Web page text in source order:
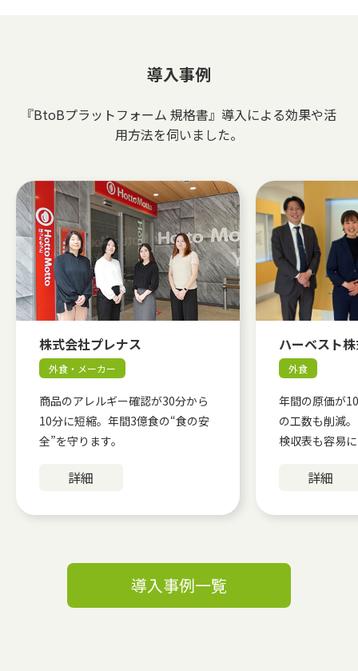
導入事例
『BtoBプラットフォーム 規格書』導入による効果や活
用方法を伺いました。
株式会社プレナス
外食・メーカー
商品のアレルギー確認が30分から
10分に短縮。年間3億食の“食の安
全”を守ります。
詳細
ハーベスト
外食
年間の原価が
の工数も削減
検収表も容易
詳細
導入事例一覧